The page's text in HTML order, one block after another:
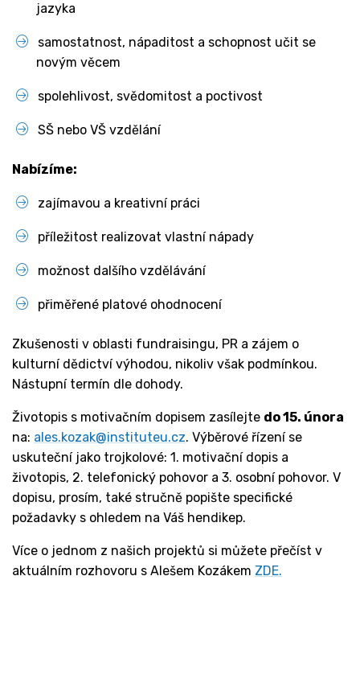
jazyka
samostatnost, nápaditost a schopnost učit se
novým věcem
spolehlivost, svědomitost a poctivost
SŠ nebo VŠ vzdělání
Nabízíme:
zajímavou a kreativní práci
příležitost realizovat vlastní nápady
možnost dalšího vzdělávání
přiměřené platové ohodnocení
Zkušenosti v oblasti fundraisingu, PR a zájem o
kulturní dědictví výhodou, nikoliv však podmínkou.
Nástupní termín dle dohody.
Životopis s motivačním dopisem zasílejte do 15. února
na: ales.kozak@instituteu.cz. Výběrové řízení se
uskuteční jako trojkolové: 1. motivační dopis a
životopis, 2. telefonický pohovor a 3. osobní pohovor. V
dopisu, prosím, také stručně popište specifické
požadavky s ohledem na Váš hendikep.
Více o jednom z našich projektů si můžete přečíst v
aktuálním rozhovoru s Alešem Kozákem ZDE.